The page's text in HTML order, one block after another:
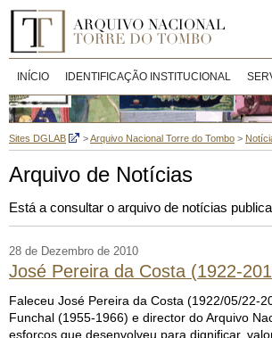
INÍCIO IDENTIFICAÇÃO INSTITUCIONAL
Sites DGLAB >Arquivo Nacional Torre do Tombo >
Arquivo de Notícias
Está a consultar o arquivo de notícias
28 de Dezembro de 2010
José Pereira da Costa (1922-
Faleceu José Pereira da Costa (1922/05/22-
Funchal (1955-1966) e director do Arquivo
esforços que desenvolveu para dignificar,